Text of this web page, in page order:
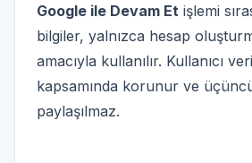
Google ile Devam Et işlemi
bilgiler, yalnızca hesap
amacıyla kullanılır. Kullanıcı
kapsamında korunur ve
paylaşılmaz.